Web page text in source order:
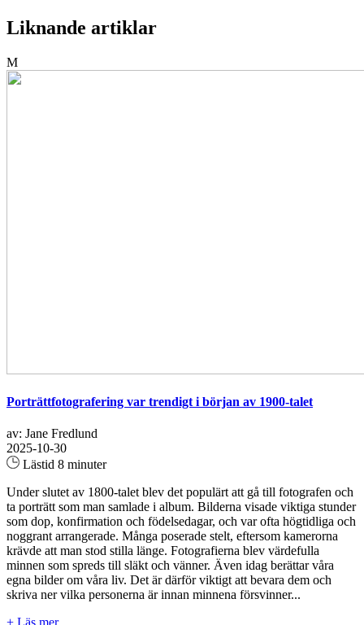
Liknande artiklar
M
Porträttfotografering var trendigt i början av 1900-talet
av: Jane Fredlund
2025-10-30
Lästid 8 minuter
Under slutet av 1800-talet blev det populärt att gå till fotografen och
ta porträtt som man samlade i album. Bilderna visade viktiga stunder
som dop, konfirmation och födelsedagar, och var ofta högtidliga och
noggrant arrangerade. Många poserade stelt, eftersom kamerorna
krävde att man stod stilla länge. Fotografierna blev värdefulla
minnen som spreds till släkt och vänner. Även idag berättar våra
egna bilder om våra liv. Det är därför viktigt att bevara dem och
skriva ner vilka personerna är innan minnena försvinner...